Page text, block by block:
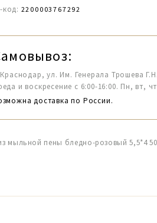
код: 2200003767292
Краснодар, ул. Им. Генерала Трошева
и воскресение с 6:00-16:00. Пн, вт,
доставка по России.
мыльной пены бледно-розовый 5,5*4